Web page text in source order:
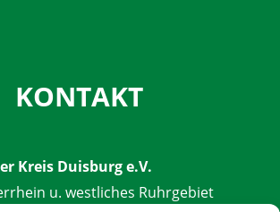
KONTAKT
Kreis Duisburg e.V.
u. westliches Ruhrgebiet